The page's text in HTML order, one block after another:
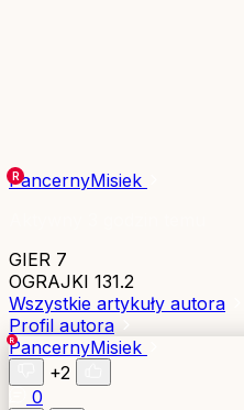
PancernyMisiek
GIER 7
OGRAJKI 131.2
Wszystkie artykuły autora
Profil autora
PancernyMisiek
+2
0